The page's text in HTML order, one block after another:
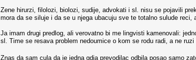
Zene hirurzi, filolozi, biolozi, sudije, advokati i sl. nisu se pojavili
mora da se siluje i da se u njega ubacuju sve te totalno sulude reci,
Ja imam drugi predlog, ali verovatno bi me lingvisti kamenovali:
sl. Time se resava problem nedoumice o kom se rodu radi, a ne ruzi
Znas da sam cula da je jedna gdja prevodilac odbila posao samo